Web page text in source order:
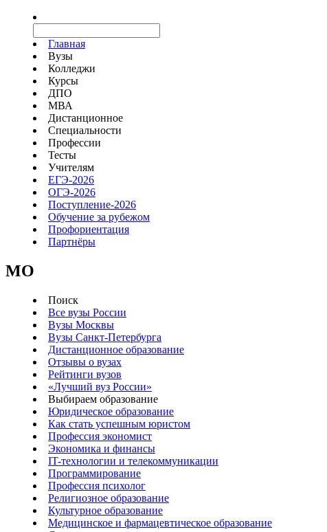
Главная
Вузы
Колледжи
Курсы
ДПО
МВА
Дистанционное
Специальности
Профессии
Тесты
Учителям
ЕГЭ-2026
ОГЭ-2026
Поступление-2026
Обучение за рубежом
Профориентация
Партнёры
MO
Поиск
Все вузы России
Вузы Москвы
Вузы Санкт-Петербурга
Дистанционное образование
Отзывы о вузах
Рейтинги вузов
«Лучший вуз России»
Выбираем образование
Юридическое образование
Как стать успешным юристом
Профессия экономист
Экономика и финансы
IT-технологии и телекоммуникации
Программирование
Профессия психолог
Религиозное образование
Культурное образование
Медицинское и фармацевтическое образование